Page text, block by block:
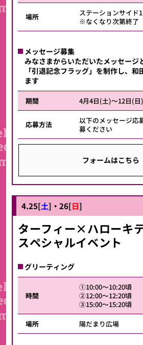
場所
ステーションサイド
※なくなり次第終了
メッセージ募集
みなさまからいただいたメッセージ
「引退記念フラッグ」を制作し、
ます
期間 4月4日(土)～12日(日)
応募方法
以下のメッセージ応
募ください
フォームはこちら
4.25[土]・26[日]
ターフィー×ハローキ
スペシャルイベント
グリーティング
時間
①10:00～10:20頃
②12:00～12:20頃
③15:00～15:20頃
場所
陽だまり広場